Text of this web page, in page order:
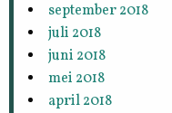
september 2018
juli 2018
juni 2018
mei 2018
april 2018